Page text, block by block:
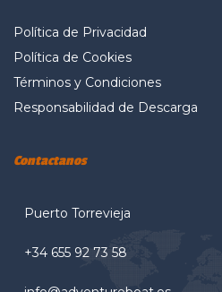
Política de Privacidad
Política de Cookies
Términos y Condiciones
Responsabilidad de Descarga
Contactanos
Puerto Torrevieja
+34 655 92 73 58